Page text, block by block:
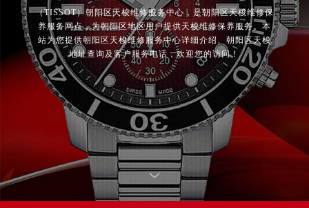
（TISSOT）朝阳区天梭维修服务中心，是朝阳区天梭维修保
养服务网点，为朝阳区地区用户提供天梭维修保养服务。本
站为您提供朝阳区天梭维修服务中心详细介绍、朝阳区天梭
地址查询及客户服务电话，欢迎您的访问！
2026年6月北京市售后服务网络优化升级公告
2026年6月北京市官方售后客户服务热线：
2026年6月售后服务中心最新网点地址：